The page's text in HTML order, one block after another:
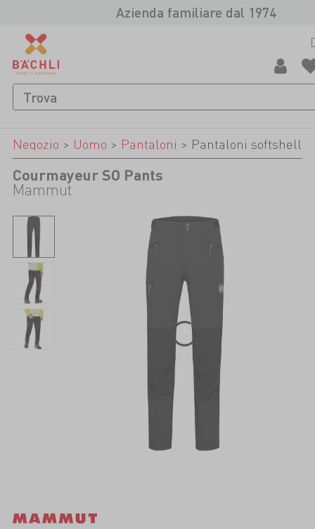
Azienda familiare dal 1974
Negozio > Uomo > Pantaloni > Pantaloni softshell
Courmayeur SO Pants
Mammut